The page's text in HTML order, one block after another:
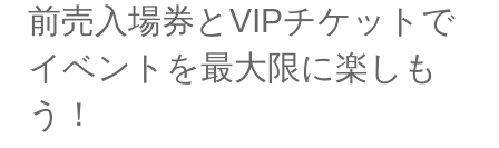
前売入場券とVIPチケットで
イベントを最大限に楽しも
う！